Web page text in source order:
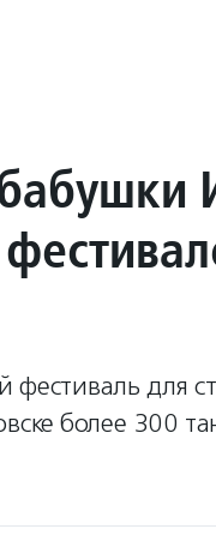
фестиваль для
более 300